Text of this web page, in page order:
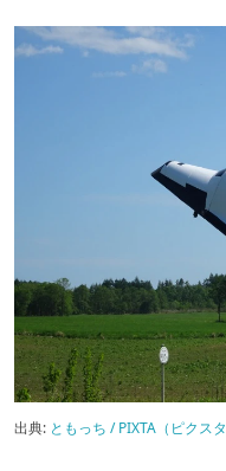
出典: ともっち / PIXTA（ピクスタ